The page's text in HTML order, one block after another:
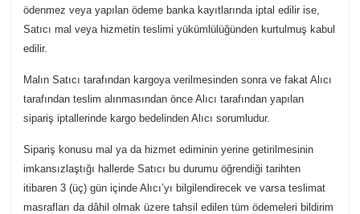
ödenmez veya yapılan ödeme banka kayıtlarında iptal edilir ise,
Satıcı mal veya hizmetin teslimi yükümlülüğünden kurtulmuş kabul
edilir.
Malın Satıcı tarafından kargoya verilmesinden sonra ve fakat Alıcı
tarafından teslim alınmasından önce Alıcı tarafından yapılan
sipariş iptallerinde kargo bedelinden Alıcı sorumludur.
Sipariş konusu mal ya da hizmet ediminin yerine getirilmesinin
imkansızlaştığı hallerde Satıcı bu durumu öğrendiği tarihten
itibaren 3 (üç) gün içinde Alıcı’yı bilgilendirecek ve varsa teslimat
masrafları da dâhil olmak üzere tahsil edilen tüm ödemeleri bildirim